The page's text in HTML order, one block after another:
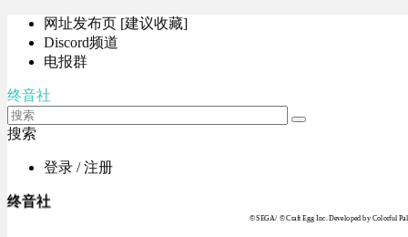
网址发布页 [建议收藏]
Discord频道
电报群
终音社
搜索
登录 / 注册
终音社
© SEGA / © Craft Egg Inc. Developed by Colorful